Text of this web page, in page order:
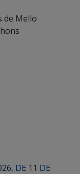
de Mello
DE 11 DE